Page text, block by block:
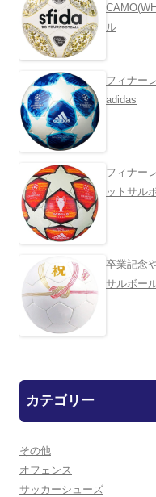
ル
フィナー
adidas
フィナー
ットサル
卒業記念
サルボー
カテゴリー
その他
オフェンス
サッカーシューズ